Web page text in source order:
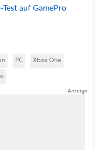
auf GamePro
PC
Xbox One